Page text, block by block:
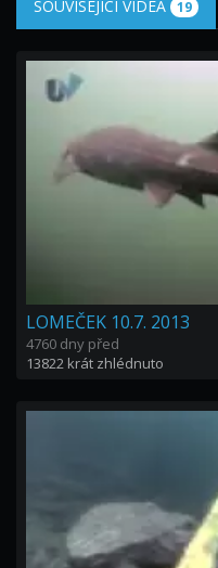
SOUVISEJÍCÍ VIDEA 19
LOMEČEK 10.7. 2013
4760 dny před
13822 krát zhlédnuto